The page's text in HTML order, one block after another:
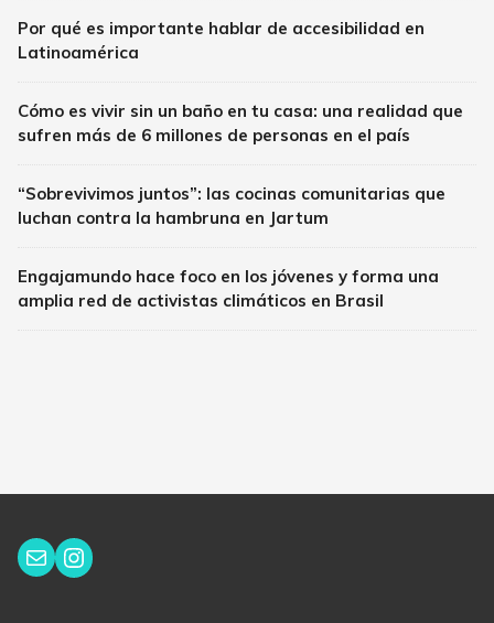
Por qué es importante hablar de accesibilidad en
Latinoamérica
Cómo es vivir sin un baño en tu casa: una realidad que
sufren más de 6 millones de personas en el país
“Sobrevivimos juntos”: las cocinas comunitarias que
luchan contra la hambruna en Jartum
Engajamundo hace foco en los jóvenes y forma una
amplia red de activistas climáticos en Brasil
Correo electrónico
Instagram